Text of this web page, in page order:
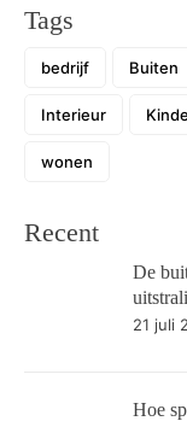
Tags
bedrijf Buiten
Interieur
wonen
Recent
De
21 juli
Hoe